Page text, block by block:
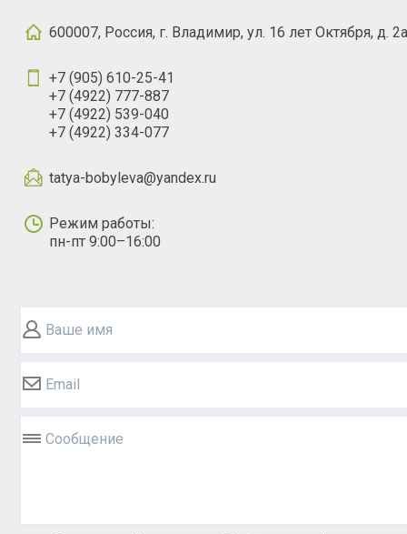
600007, Россия, г. Владимир, ул. 16 лет Октября, д. 2а
+7 (905) 610-25-41
+7 (4922) 777-887
+7 (4922) 539-040
+7 (4922) 334-077
tatya-bobyleva@yandex.ru
Режим работы:
пн-пт 9:00–16:00
Ваше имя
Email
Сообщение